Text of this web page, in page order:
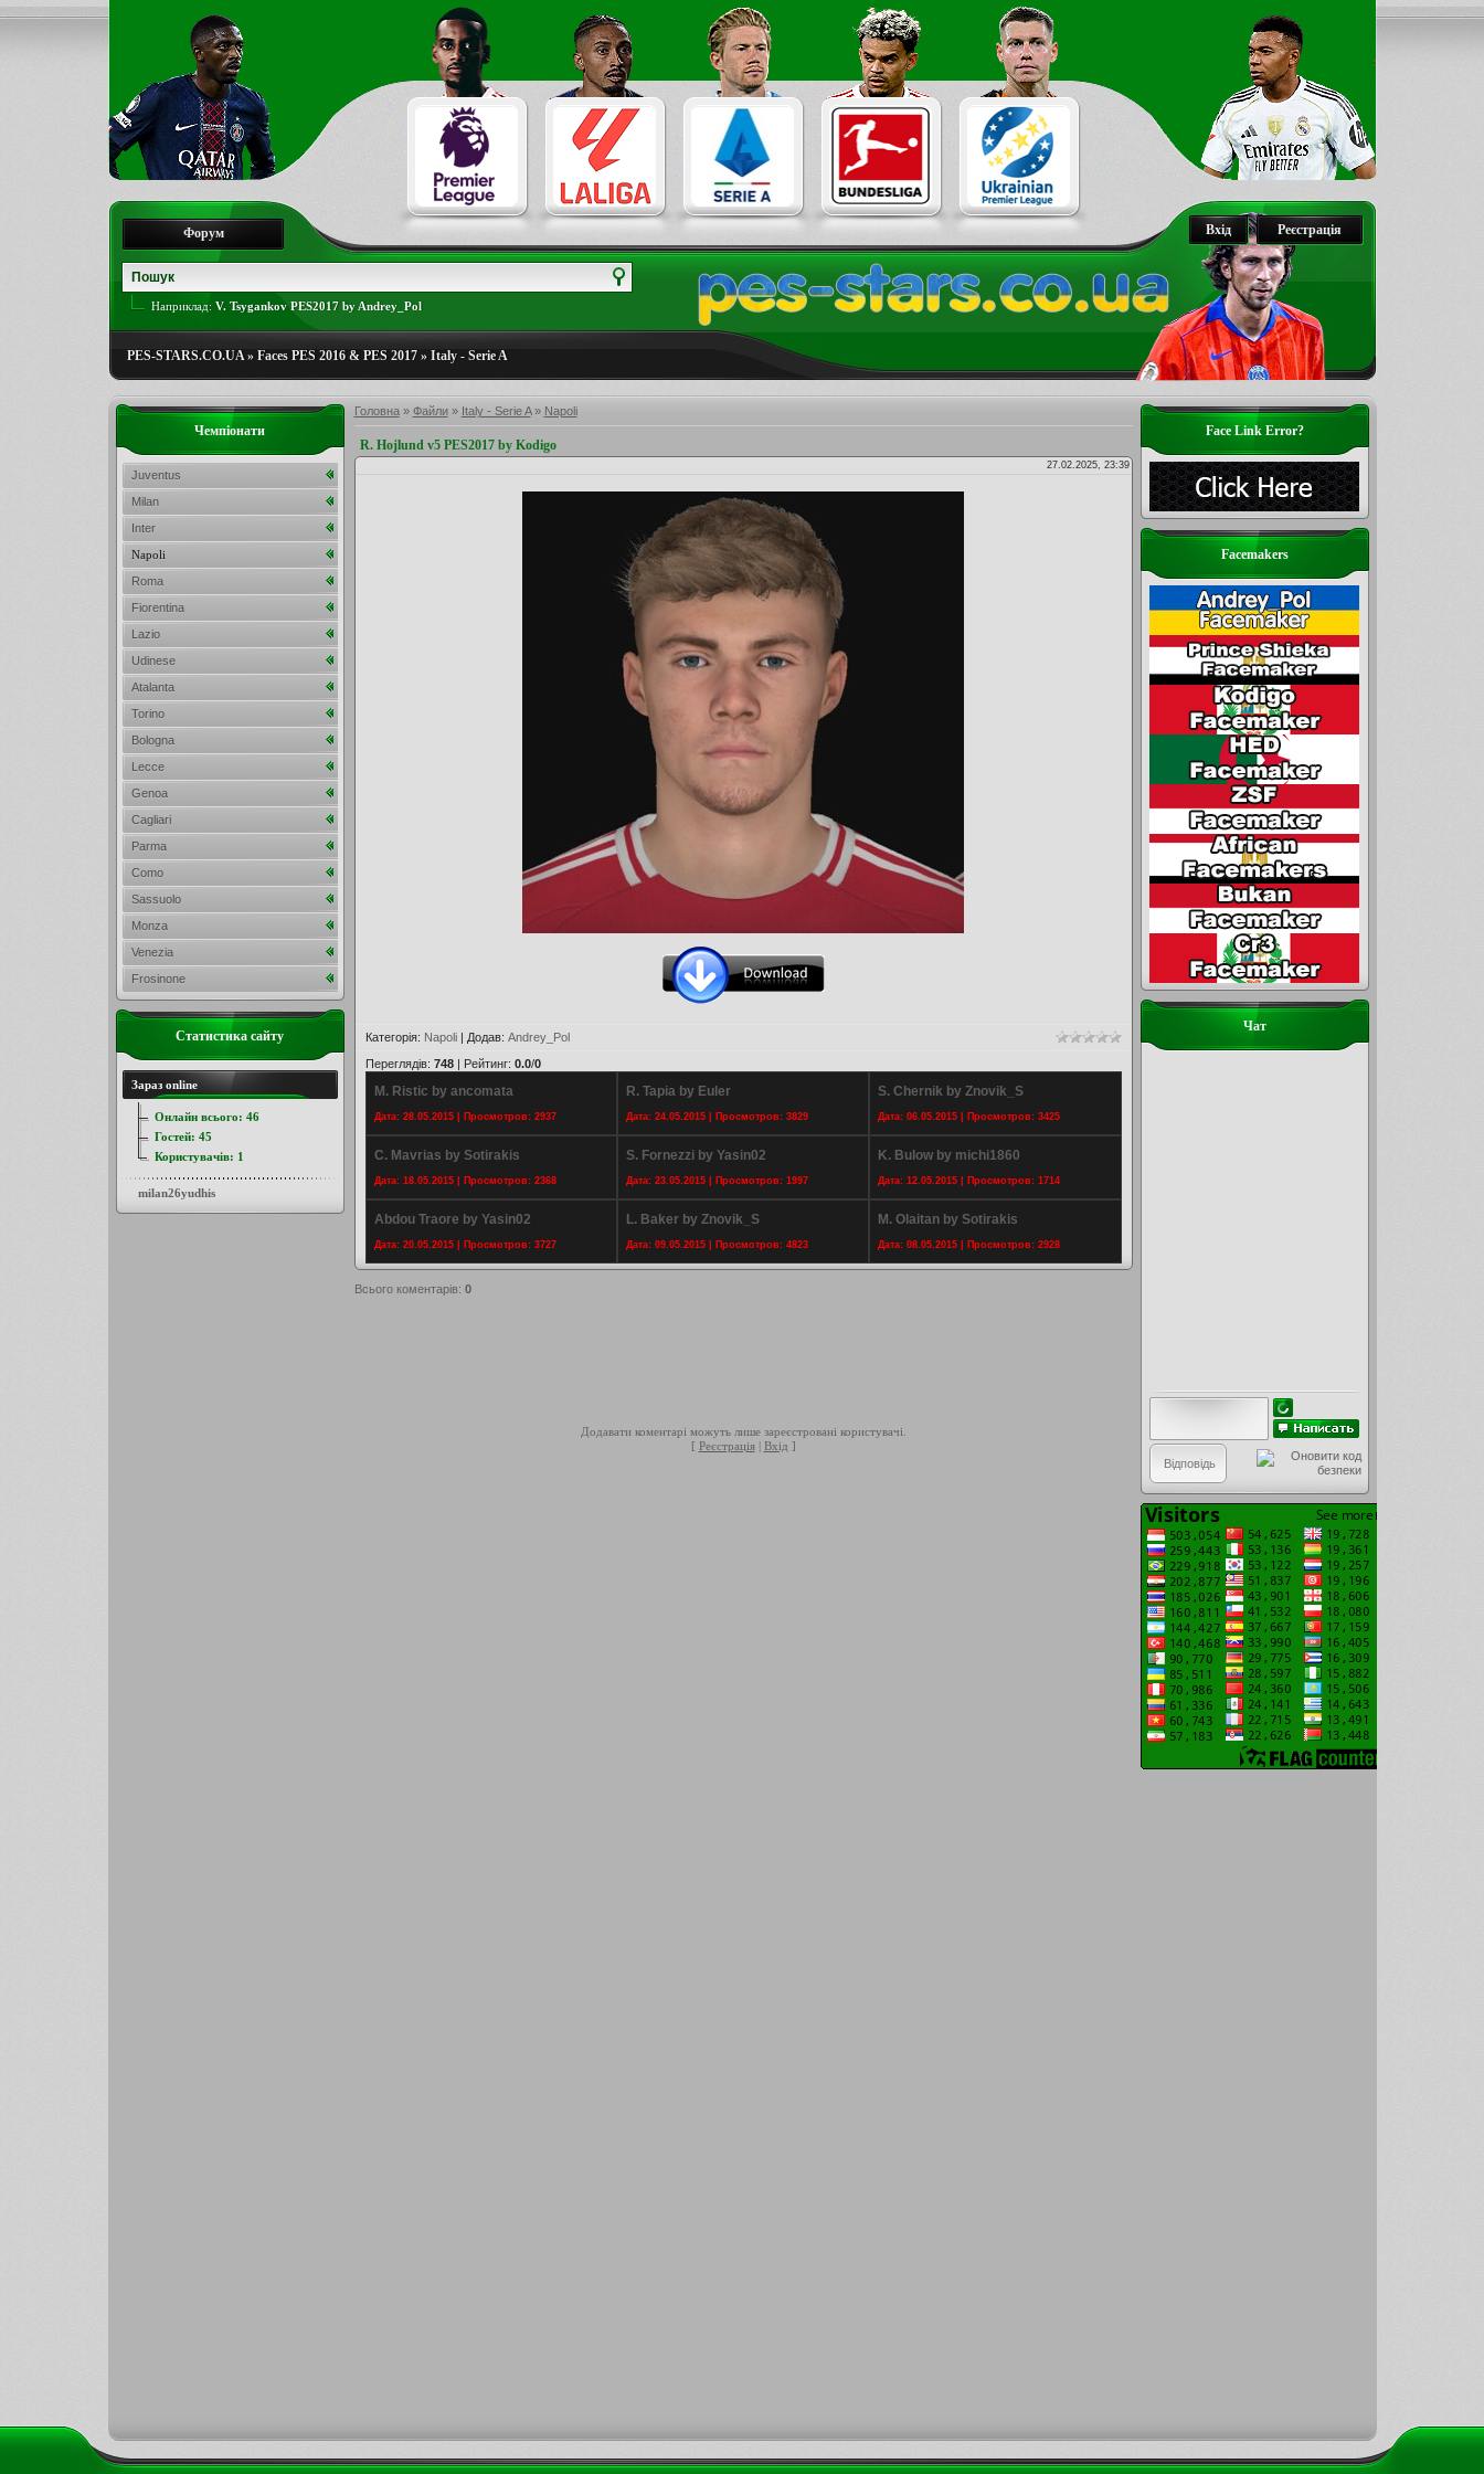
Реєстрація
Вхід
Форум
Наприклад: V. Tsygankov PES2017 by Andrey_Pol
PES-STARS.CO.UA» Faces PES 2016 & PES 2017» Italy - Serie A
Головна» Файли» Italy - Serie A» Napoli
R. Hojlund v5 PES2017 by Kodigo
27.02.2025, 23:39
Категорія: Napoli| Додав: Andrey_Pol
Переглядів: 748| Рейтинг: 0.0/0
M. Ristic by ancomata
Дата: 28.05.2015 | Просмотров: 2937
R. Tapia by Euler
Дата: 24.05.2015 | Просмотров: 3829
S. Chernik by Znovik_S
Дата: 06.05.2015 | Просмотров: 3425
C. Mavrias by Sotirakis
Дата: 18.05.2015 | Просмотров: 2368
S. Fornezzi by Yasin02
Дата: 23.05.2015 | Просмотров: 1997
K. Bulow by michi1860
Дата: 12.05.2015 | Просмотров: 1714
Abdou Traore by Yasin02
Дата: 20.05.2015 | Просмотров: 3727
L. Baker by Znovik_S
Дата: 09.05.2015 | Просмотров: 4823
M. Olaitan by Sotirakis
Дата: 08.05.2015 | Просмотров: 2928
Всього коментарів: 0
Додавати коментарі можуть лише зареєстровані користувачі.
[ Реєстрація| Вхід ]
Face Link Error?
Facemakers
Чат
Чемпіонати
Juventus
Milan
Inter
Napoli
Roma
Fiorentina
Lazio
Udinese
Atalanta
Torino
Bologna
Lecce
Genoa
Cagliari
Parma
Como
Sassuolo
Monza
Venezia
Frosinone
Статистика сайту
Зараз online
Онлайн всього: 46
Гостей: 45
Користувачів: 1
milan26yudhis